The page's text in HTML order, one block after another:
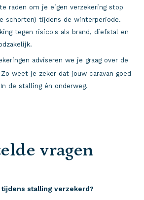
raden om je eigen verzekering stop
schorten) tijdens de winterperiode.
tegen risico's als brand, diefstal en
adviseren we je graag over de
weet je zeker dat jouw caravan goed
de stalling én onderweg.
vragen
tijdens stalling verzekerd?